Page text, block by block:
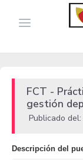
FCT -
gestión
Publicado del:
Descripción del